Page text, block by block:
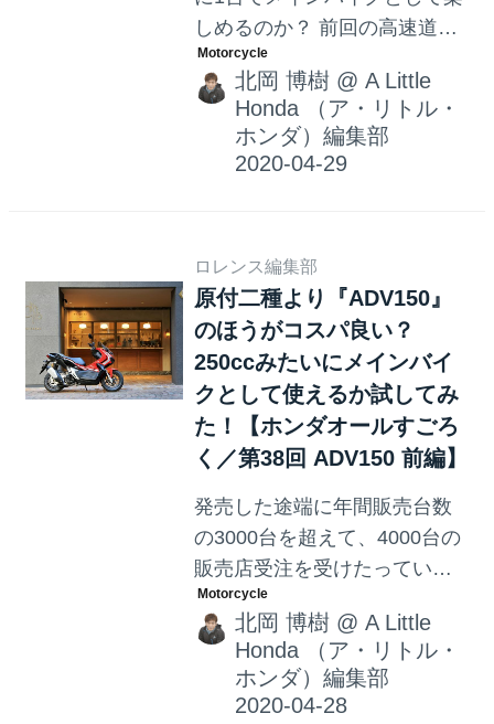
しめるのか？ 前回の高速道路
走行＆燃費計測に続いて、ガ
チで色々やってみたとこ
ろ……色んなことに気づけま
した。これからADV150が欲し
北岡 博樹 @ A Little
Honda （ア・リトル・
ホンダ）編集部
ロレンス編集部
原付二種より『ADV150』
のほうがコスパ良い？
250ccみたいにメインバイ
クとして使えるか試してみ
た！【ホンダオールすごろ
く／第38回 ADV150 前編】
発売した途端に年間販売台数
の3000台を超えて、4000台の
販売店受注を受けたっていう
超絶人気のADV150ですが……
ちょっと待って！ これ150cc
だから維持費けっこうかかる
んじゃない？ 250ccみたいに1
北岡 博樹 @ A Little
Honda （ア・リトル・
ホンダ）編集部